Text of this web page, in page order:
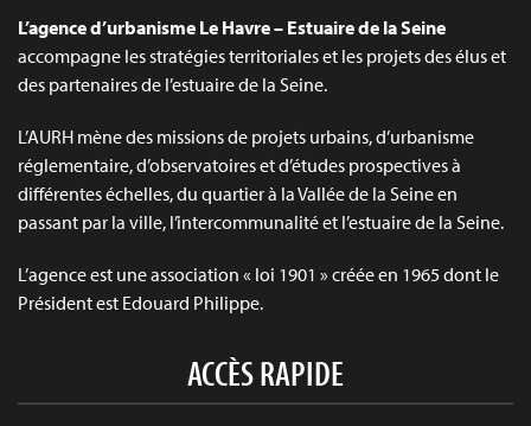
L’agence d’urbanisme Le Havre – Estuaire de la Seine
accompagne les stratégies territoriales et les projets des élus et
des partenaires de l’estuaire de la Seine.
L’AURH mène des missions de projets urbains, d’urbanisme
réglementaire, d’observatoires et d’études prospectives à
différentes échelles, du quartier à la Vallée de la Seine en
passant par la ville, l’intercommunalité et l’estuaire de la Seine.
L’agence est une association « loi 1901 » créée en 1965 dont le
Président est Edouard Philippe.
ACCÈS RAPIDE